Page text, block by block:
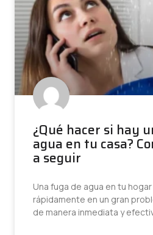
¿Qué hacer si hay
agua en tu casa?
a seguir
Una fuga de agua en tu
rápidamente en un gran
de manera inmediata y